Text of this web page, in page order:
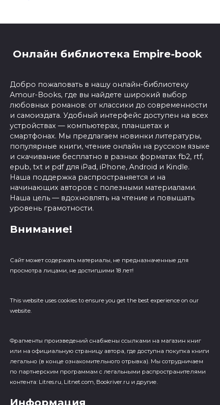
Онлайн библиотека Empire-book
Добро пожаловать в нашу онлайн-библиотеку
Amour-Books, где вы найдете широкий выбор
любовных романов: от классики до современности
и самоиздата. Удобный интерфейс доступен на всех
устройствах — компьютерах, планшетах и
смартфонах. Мы предлагаем новинки литературы,
популярные книги, чтение онлайн на русском языке
и скачивание бесплатно в разных форматах fb2, rtf,
epub, txt и pdf для iPad, iPhone, Android и Kindle.
Наша поддержка распространяется и на
начинающих авторов с полезными материалами.
Наша цель — вдохновлять на чтение и повышать
уровень грамотности.
Внимание!
Сайт может содержать материалы, не предназначенные для
просмотра лицами, не достигшими 18 лет!
This website uses cookies to ensure you get the best experience on our
website.
Фрагменты произведений cнабжены ссылками на магазин книг
или на официальную страницу автора, где доступна покупка книги
легально (в конце ознакомительного отрывка). Мы сотрудничаем
по партнерским программам с легальными распространителями
контента: Litres.ru, Litnet.com, Bookriver.ru и другие.
Информация